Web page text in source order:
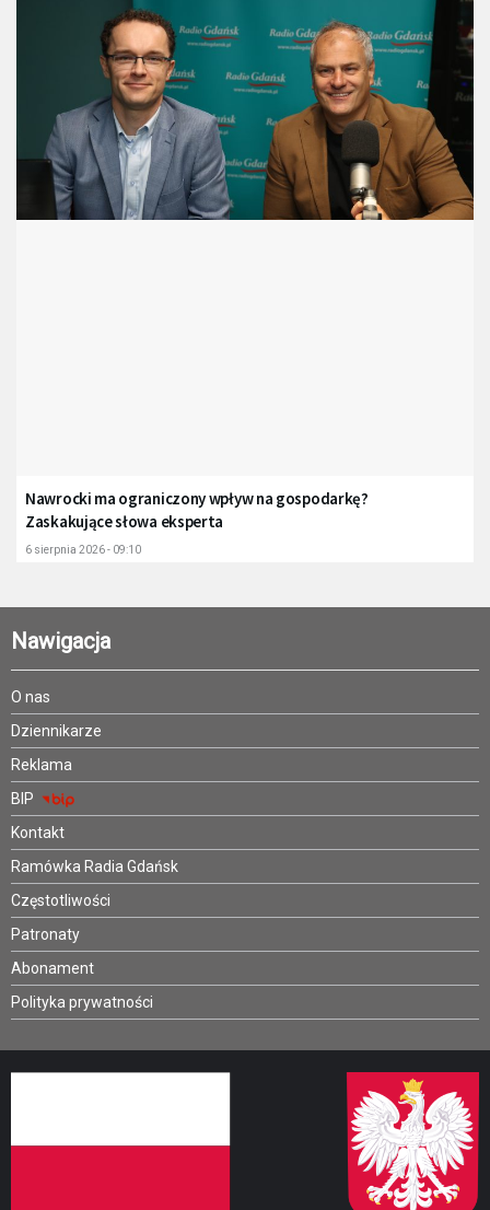
Nawrocki ma ograniczony wpływ na gospodarkę?
Zaskakujące słowa eksperta
6 sierpnia 2026 - 09:10
Nawigacja
O nas
Dziennikarze
Reklama
BIP
Kontakt
Ramówka Radia Gdańsk
Częstotliwości
Patronaty
Abonament
Polityka prywatności